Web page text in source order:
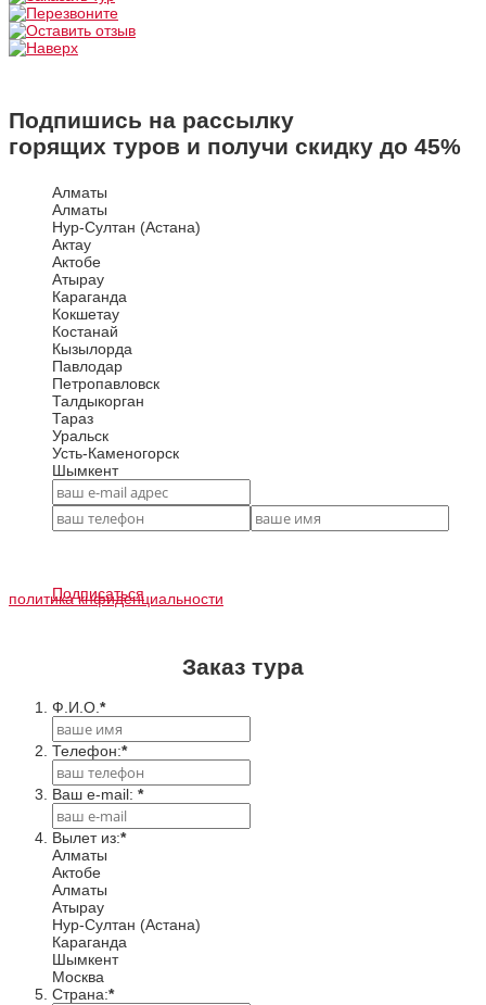
Подпишись на рассылку
горящих туров и получи скидку до 45%
Алматы
Алматы
Нур-Султан (Астана)
Актау
Актобе
Атырау
Караганда
Кокшетау
Костанай
Кызылорда
Павлодар
Петропавловск
Талдыкорган
Тараз
Уральск
Усть-Каменогорск
Шымкент
политика кнфиденциальности
Подписаться
Заказ тура
Ф.И.О. *
Телефон:*
Ваш e-mail: *
Вылет из:*
Алматы
Актобе
Алматы
Атырау
Нур-Султан (Астана)
Караганда
Шымкент
Москва
Cтрана:*